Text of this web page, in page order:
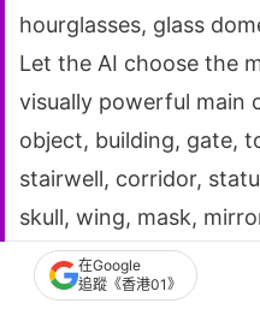
hourglasses, glass
Let the AI choose the
visually powerful main
object, building, gate,
stairwell, corridor,
skull, wing, mask,
curtain, shadow,
cross-section, stage
在Google
追蹤《香港01》